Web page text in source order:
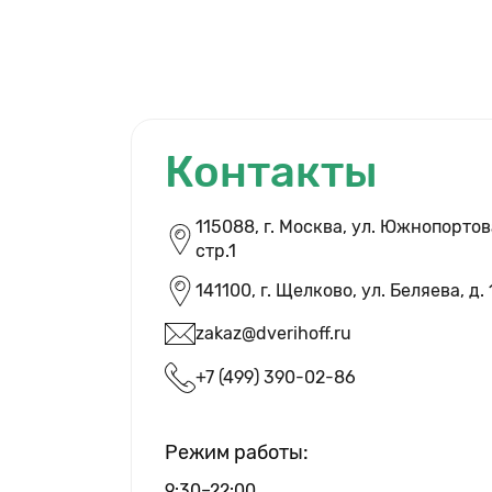
ВЫЗВАТЬ
Контакты
115088, г. Москва, ул.
cтр.1
141100, г. Щелково, ул. Беляева, д.
zakaz@dverihoff.ru
+7 (499) 390-02-86
Режим работы: